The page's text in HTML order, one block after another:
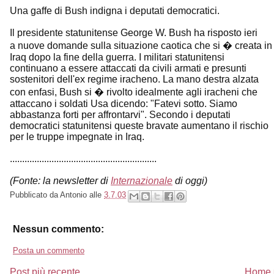
Una gaffe di Bush indigna i deputati democratici.
Il presidente statunitense George W. Bush ha risposto ieri
a nuove domande sulla situazione caotica che si � creata in
Iraq dopo la fine della guerra. I militari statunitensi
continuano a essere attaccati da civili armati e presunti
sostenitori dell'ex regime iracheno. La mano destra alzata
con enfasi, Bush si � rivolto idealmente agli iracheni che
attaccano i soldati Usa dicendo: "Fatevi sotto. Siamo
abbastanza forti per affrontarvi". Secondo i deputati
democratici statunitensi queste bravate aumentano il rischio
per le truppe impegnate in Iraq.
............................................................
(Fonte: la newsletter di Internazionale di oggi)
Pubblicato da Antonio alle 3.7.03
Nessun commento:
Posta un commento